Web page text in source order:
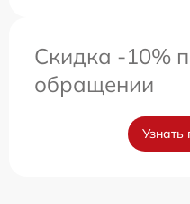
Скидка -10%
обращении
Узнать